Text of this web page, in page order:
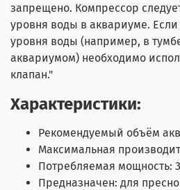
запрещено. Компрессор
уровня воды в аквариуме.
уровня воды (например, в
аквариумом) необходимо
клапан."
Характеристики:
Рекомендуемый объём
Максимальная
Потребляемая мощность:
Предназначен: для